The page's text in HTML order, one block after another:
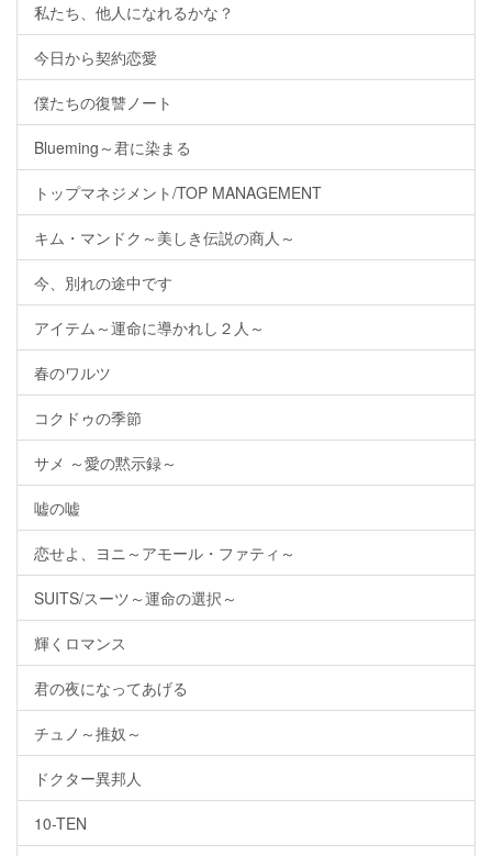
私たち、他人になれるかな？
今日から契約恋愛
僕たちの復讐ノート
Blueming～君に染まる
トップマネジメント/TOP MANAGEMENT
キム・マンドク～美しき伝説の商人～
今、別れの途中です
アイテム～運命に導かれし２人～
春のワルツ
コクドゥの季節
サメ ～愛の黙示録～
嘘の嘘
恋せよ、ヨニ～アモール・ファティ～
SUITS/スーツ～運命の選択～
輝くロマンス
君の夜になってあげる
チュノ～推奴～
ドクター異邦人
10-TEN